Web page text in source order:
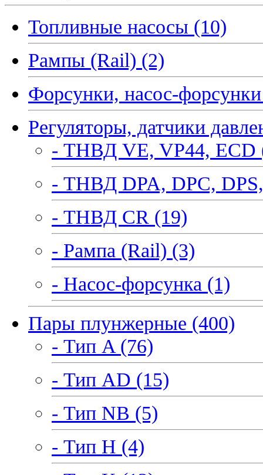
Топливные насосы (10)
Рампы (Rail) (2)
Форсунки, насос-
Регуляторы, датчики
- ТНВД VE, VP44, ECD
- ТНВД DPA, DPC,
- ТНВД CR (19)
- Рампа (Rail) (3)
- Насос-форсунка (1)
Пары плунжерные (400)
- Тип A (76)
- Тип AD (15)
- Тип NB (5)
- Тип H (4)